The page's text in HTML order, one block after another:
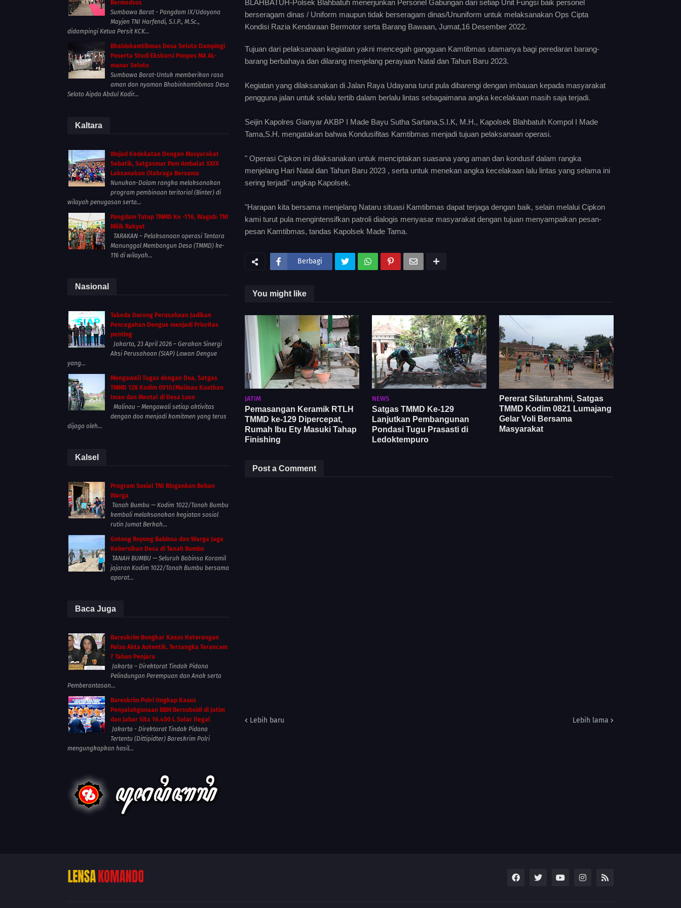
BLAHBATUH-Polsek Blahbatuh menerjunkan Personel Gabungan dari setiap Unit Fungsi baik personel
berseragam dinas / Uniform maupun tidak berseragam dinas/Ununiform untuk melaksanakan Ops Cipta
Kondisi Razia Kendaraan Bermotor serta Barang Bawaan, Jumat,16 Desember 2022.
Tujuan dari pelaksanaan kegiatan yakni mencegah gangguan Kamtibmas utamanya bagi peredaran barang-
barang berbahaya dan dilarang menjelang perayaan Natal dan Tahun Baru 2023.
Kegiatan yang dilaksanakan di Jalan Raya Udayana turut pula dibarengi dengan imbauan kepada masyarakat
pengguna jalan untuk selalu tertib dalam berlalu lintas sebagaimana angka kecelakaan masih saja terjadi.
Seijin Kapolres Gianyar AKBP I Made Bayu Sutha Sartana,S.I.K, M.H., Kapolsek Blahbatuh Kompol I Made
Tama,S.H. mengatakan bahwa Kondusifitas Kamtibmas menjadi tujuan pelaksanaan operasi.
" Operasi Cipkon ini dilaksanakan untuk menciptakan suasana yang aman dan kondusif dalam rangka
menjelang Hari Natal dan Tahun Baru 2023 , serta untuk menekan angka kecelakaan lalu lintas yang selama ini
sering terjadi" ungkap Kapolsek.
"Harapan kita bersama menjelang Nataru situasi Kamtibmas dapat terjaga dengan baik, selain melalui Cipkon
kami turut pula mengintensifkan patroli dialogis menyasar masyarakat dengan tujuan menyampaikan pesan-
pesan Kamtibmas, tandas Kapolsek Made Tama.
Berbagi
You might like
JATIM
Pemasangan Keramik RTLH
TMMD ke-129 Dipercepat,
Rumah Ibu Ety Masuki Tahap
Finishing
NEWS
Satgas TMMD Ke-129
Lanjutkan Pembangunan
Pondasi Tugu Prasasti di
Ledoktempuro
Pererat Silaturahmi, Satgas
TMMD Kodim 0821 Lumajang
Gelar Voli Bersama
Masyarakat
Post a Comment
Lebih baru Lebih lama
Bermedsos
Sumbawa Barat - Pangdam IX/Udayana
Mayjen TNI Harfendi, S.I.P., M.Sc.,
didampingi Ketua Persit KCK...
Bhabinkamtibmas Desa Seloto Dampingi
Peserta Studi Ekskursi Ponpes MA AL-
manar Seloto
Sumbawa Barat-Untuk memberikan rasa
aman dan nyaman Bhabinkamtibmas Desa
Seloto Aipda Abdul Kadir...
Kaltara
Wujud Kedekatan Dengan Masyarakat
Sebatik, Satgasmar Pam Ambalat XXIX
Laksanakan Olahraga Bersama
Nunukan-Dalam rangka melaksanakan
program pembinaan teritorial (Binter) di
wilayah penugasan serta...
Pangdam Tutup TMMD Ke -116, Wagub: TNI
Milik Rakyat
TARAKAN – Pelaksanaan operasi Tentara
Manunggal Membangun Desa (TMMD) ke-
116 di wilayah...
Nasional
Takeda Dorong Perusahaan Jadikan
Pencegahan Dengue menjadi Prioritas
penting
Jakarta, 23 April 2026 – Gerakan Sinergi
Aksi Perusahaan (SIAP) Lawan Dengue
yang...
Mengawali Tugas dengan Doa, Satgas
TMMD 128 Kodim 0910/Malinau Kuatkan
Iman dan Mental di Desa Luso
Malinau – Mengawali setiap aktivitas
dengan doa menjadi komitmen yang terus
dijaga oleh...
Kalsel
Program Sosial TNI Ringankan Beban
Warga
Tanah Bumbu — Kodim 1022/Tanah Bumbu
kembali melaksanakan kegiatan sosial
rutin Jumat Berkah...
Gotong Royong Babinsa dan Warga Jaga
Kebersihan Desa di Tanah Bumbu
TANAH BUMBU — Seluruh Babinsa Koramil
jajaran Kodim 1022/Tanah Bumbu bersama
aparat...
Baca Juga
Bareskrim Bongkar Kasus Keterangan
Palsu Akta Autentik, Tersangka Terancam
7 Tahun Penjara
Jakarta – Direktorat Tindak Pidana
Pelindungan Perempuan dan Anak serta
Pemberantasan...
Bareskrim Polri Ungkap Kasus
Penyalahgunaan BBM Bersubsidi di Jatim
dan Jabar Sita 16.400 L Solar Ilegal
Jakarta - Direktorat Tindak Pidana
Tertentu (Dittipidter) Bareskrim Polri
mengungkapkan hasil...